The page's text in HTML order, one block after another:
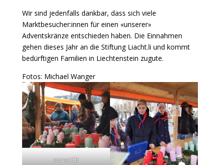
Wir sind jedenfalls dankbar, dass sich viele
Marktbesucher:innen für einen «unserer»
Adventskränze entschieden haben. Die Einnahmen
gehen dieses Jahr an die Stiftung Liacht.li und kommt
bedürftigen Familien in Liechtenstein zugute.
Fotos: Michael Wanger
oznorCB